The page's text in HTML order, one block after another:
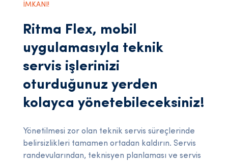
İMKANI!
Ritma Flex, mobil
uygulamasıyla teknik
servis işlerinizi
oturduğunuz yerden
kolayca yönetebileceksiniz!
Yönetilmesi zor olan teknik servis süreçlerinde
belirsizlikleri tamamen ortadan kaldırın. Servis
randevularından, teknisyen planlaması ve servis